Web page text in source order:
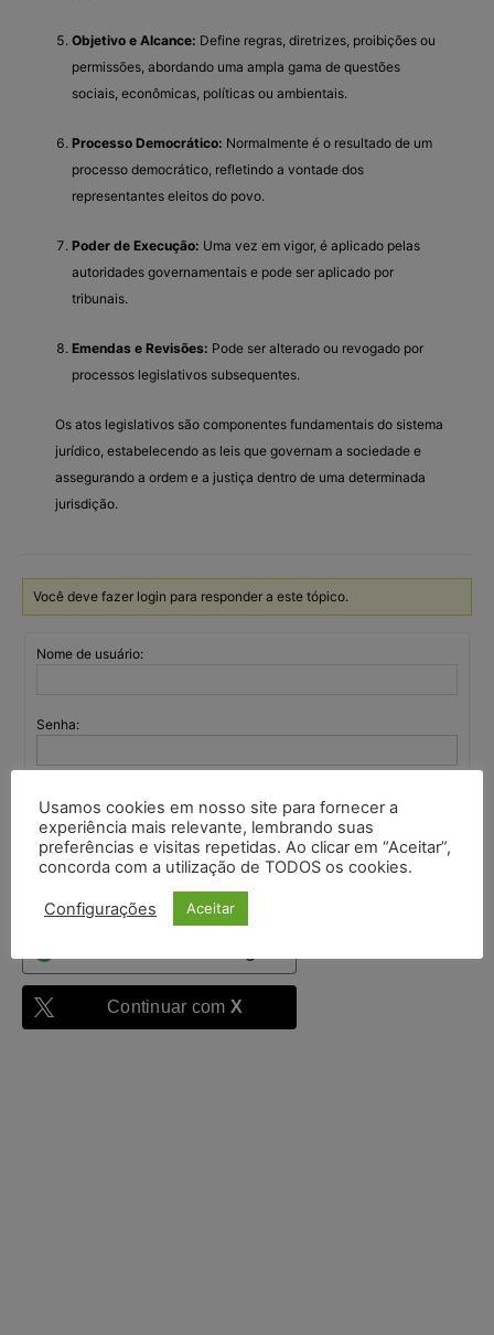
Objetivo e Alcance: Define regras, diretrizes, proibições ou
permissões, abordando uma ampla gama de questões
sociais, econômicas, políticas ou ambientais.
Processo Democrático: Normalmente é o resultado de um
processo democrático, refletindo a vontade dos
representantes eleitos do povo.
Poder de Execução: Uma vez em vigor, é aplicado pelas
autoridades governamentais e pode ser aplicado por
tribunais.
Emendas e Revisões: Pode ser alterado ou revogado por
processos legislativos subsequentes.
Os atos legislativos são componentes fundamentais do sistema
jurídico, estabelecendo as leis que governam a sociedade e
assegurando a ordem e a justiça dentro de uma determinada
jurisdição.
Você deve fazer login para responder a este tópico.
Nome de usuário:
Senha:
autenticado
Entrar
Continuar com X
Usamos cookies em nosso site para fornecer a
experiência mais relevante, lembrando suas
preferências e visitas repetidas. Ao clicar em “Aceitar”,
concorda com a utilização de TODOS os cookies.
Configurações Aceitar